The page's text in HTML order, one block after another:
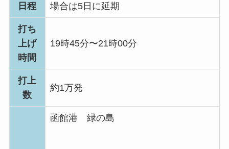
日程
場合は5日に延期
打ち
上げ
時間
19時45分〜21時00分
打上
数
約1万発
函館港 緑の島